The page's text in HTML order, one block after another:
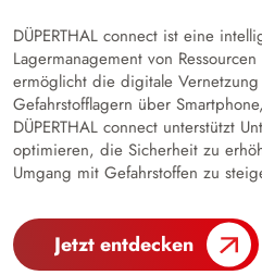
DÜPERTHAL connect ist eine
Lagermanagement von
ermöglicht die digitale
Gefahrstofflagern über
DÜPERTHAL connect unterstützt
optimieren, die Sicherheit zu
Umgang mit Gefahrstoffen zu
Jetzt entdecken